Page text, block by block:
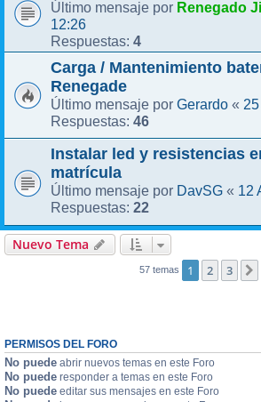
Último mensaje por Renegado
12:26
Respuestas: 4
Carga / Mantenimiento
Renegade
Último mensaje por Gerardo «
Respuestas: 46
Instalar led y resistencias
matrícula
Último mensaje por DavSG « 12
Respuestas: 22
Nuevo Tema
57 temas 1 2 3
PERMISOS DEL FORO
No puede abrir nuevos temas en este Foro
No puede responder a temas en este Foro
No puede editar sus mensajes en este Foro